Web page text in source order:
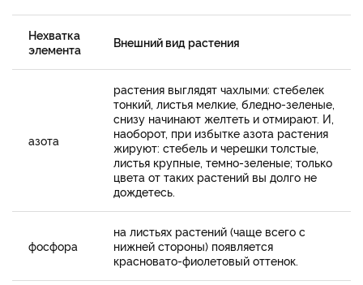
Нехватка
элемента
Внешний вид растения
азота
растения выглядят чахлыми: стебелек
тонкий, листья мелкие, бледно-зеленые,
снизу начинают желтеть и отмирают. И,
наоборот, при избытке азота растения
жируют: стебель и черешки толстые,
листья крупные, темно-зеленые; только
цвета от таких растений вы долго не
дождетесь.
фосфора
на листьях растений (чаще всего с
нижней стороны) появляется
красновато-фиолетовый оттенок.